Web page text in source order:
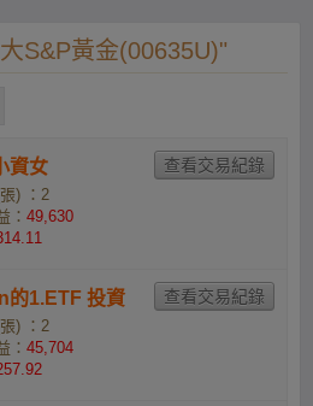
S&P黃金(00635U)"
資女
) ：2
： 49,630
的1.ETF 投資
) ：2
： 45,704